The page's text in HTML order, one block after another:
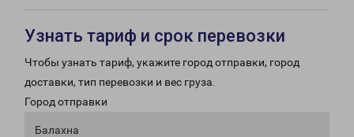
Узнать тариф и срок перевозки
Чтобы узнать тариф, укажите город отправки, город
доставки, тип перевозки и вес груза.
Город отправки
Балахна